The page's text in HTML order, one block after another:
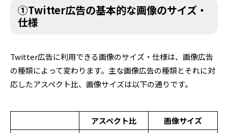
①Twitter広告の基本的な画像のサイズ・
仕様
Twitter広告に利用できる画像のサイズ・仕様は、画像広告
の種類によって変わります。主な画像広告の種類とそれに対
応したアスペクト比、画像サイズは以下の通りです。
アスペクト比 画像サイズ